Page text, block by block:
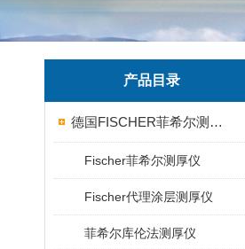
产品目录
德国FISCHER菲希尔测厚仪
Fischer菲希尔测厚仪
Fischer代理涂层测厚仪
菲希尔库伦法测厚仪